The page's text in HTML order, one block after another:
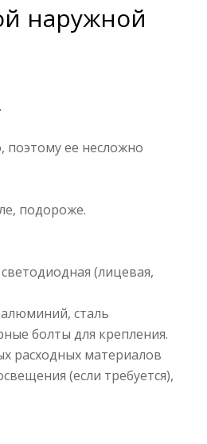
наружной
поэтому ее несложно
подороже.
(лицевая,
сталь
болты для крепления.
расходных материалов
(если требуется),